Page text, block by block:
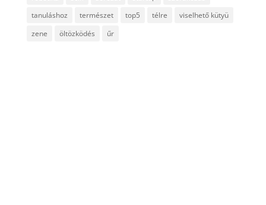
tanuláshoz
természet top5 télre
viselhető kütyü
zene
öltözködés űr